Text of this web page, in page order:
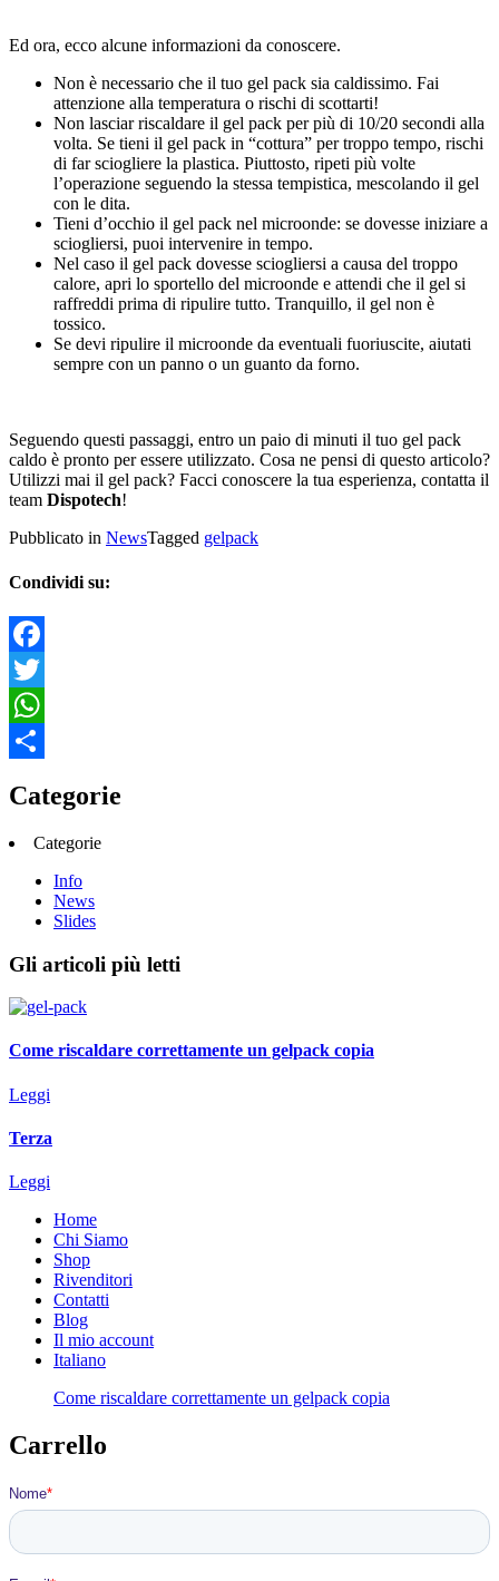
Ed ora, ecco alcune informazioni da conoscere.
Non è necessario che il tuo gel pack sia caldissimo. Fai
attenzione alla temperatura o rischi di scottarti!
Non lasciar riscaldare il gel pack per più di 10/20 secondi alla
volta. Se tieni il gel pack in “cottura” per troppo tempo, rischi
di far sciogliere la plastica. Piuttosto, ripeti più volte
l’operazione seguendo la stessa tempistica, mescolando il gel
con le dita.
Tieni d’occhio il gel pack nel microonde: se dovesse iniziare a
sciogliersi, puoi intervenire in tempo.
Nel caso il gel pack dovesse sciogliersi a causa del troppo
calore, apri lo sportello del microonde e attendi che il gel si
raffreddi prima di ripulire tutto. Tranquillo, il gel non è
tossico.
Se devi ripulire il microonde da eventuali fuoriuscite, aiutati
sempre con un panno o un guanto da forno.
Seguendo questi passaggi, entro un paio di minuti il tuo gel pack
caldo è pronto per essere utilizzato. Cosa ne pensi di questo articolo?
Utilizzi mai il gel pack? Facci conoscere la tua esperienza, contatta il
team Dispotech!
Pubblicato in NewsTagged gelpack
Condividi su:
Facebook
Twitter
WhatsApp
Categorie
Categorie
Info
News
Slides
Gli articoli più letti
Come riscaldare correttamente un gelpack copia
Leggi
Terza
Leggi
Home
Chi Siamo
Shop
Rivenditori
Contatti
Blog
Il mio account
Italiano
Come riscaldare correttamente un gelpack copia
Carrello